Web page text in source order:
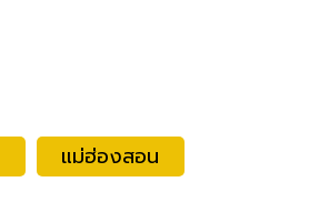
แม่ฮ่องสอน